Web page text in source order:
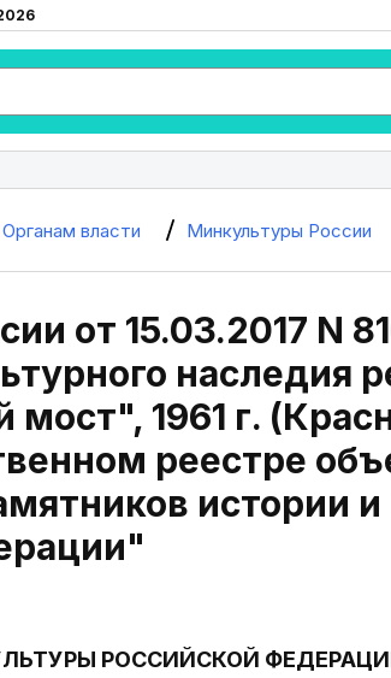
власти Минкультуры России
от 15.03.2017 N
наследия
1961 г.
реестре
истории
РОССИЙСКОЙ